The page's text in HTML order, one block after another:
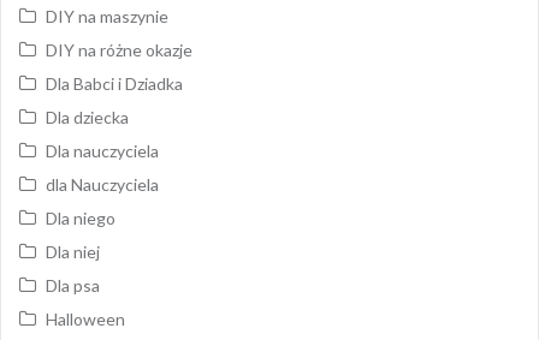
DIY na maszynie
DIY na różne okazje
Dla Babci i Dziadka
Dla dziecka
Dla nauczyciela
dla Nauczyciela
Dla niego
Dla niej
Dla psa
Halloween